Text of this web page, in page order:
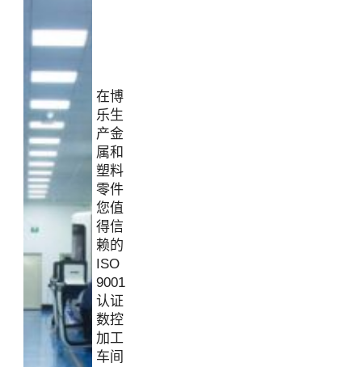
在博
乐生
产金
属和
塑料
零件
您值
得信
赖的
ISO
9001
认证
数控
加工
车间